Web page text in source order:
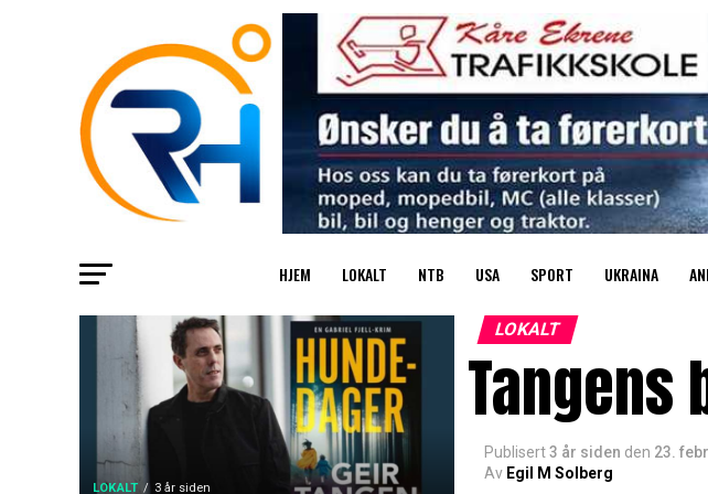
HJEM LOKALT NTB USA SPORT UKRAINA
LOKALT 3 år siden
LOKALT
Tangens
Publisert3 år siden den 23.
Av Egil M Solberg